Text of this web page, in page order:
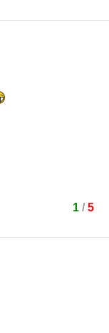
1/ 5